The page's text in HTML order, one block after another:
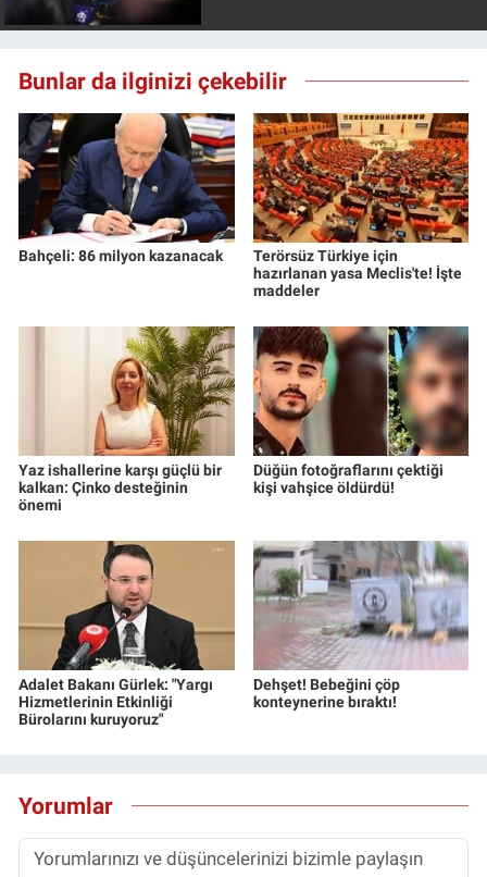
Bunlar da ilginizi çekebilir
Bahçeli: 86 milyon kazanacak
Terörsüz Türkiye için
hazırlanan yasa Meclis'te! İşte
maddeler
Yaz ishallerine karşı güçlü bir
kalkan: Çinko desteğinin
önemi
Düğün fotoğraflarını çektiği
kişi vahşice öldürdü!
Adalet Bakanı Gürlek: "Yargı
Hizmetlerinin Etkinliği
Bürolarını kuruyoruz"
Dehşet! Bebeğini çöp
konteynerine bıraktı!
Yorumlar